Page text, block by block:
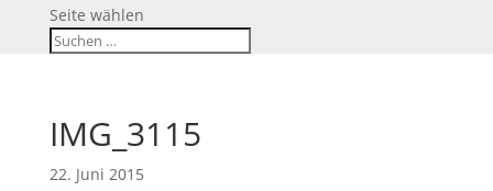
Seite wählen
IMG_3115
22. Juni 2015